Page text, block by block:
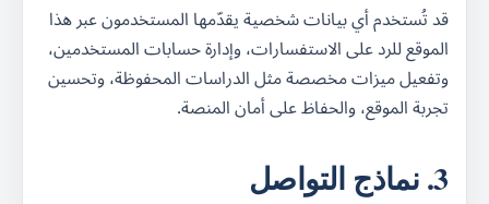
قد تُستخدم أي بيانات شخصية يقدّمها المستخدمون عبر هذا
الموقع للرد على الاستفسارات، وإدارة حسابات المستخدمين،
وتفعيل ميزات مخصصة مثل الدراسات المحفوظة، وتحسين
تجربة الموقع، والحفاظ على أمان المنصة.
3. نماذج التواصل